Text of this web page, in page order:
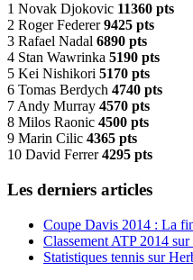
1 Novak Djokovic 11360 pts
2 Roger Federer9425 pts
3 Rafael Nadal 6890 pts
4 Stan Wawrinka 5190 pts
5 Kei Nishikori 5170 pts
6 Tomas Berdych 4740 pts
7 Andy Murray 4570 pts
8 Milos Raonic 4500 pts
9 Marin Cilic 4365 pts
10 David Ferrer4295 pts
Les derniers articles
Coupe Davis 2014 : La
Classement ATP 2014
Statistiques tennis sur